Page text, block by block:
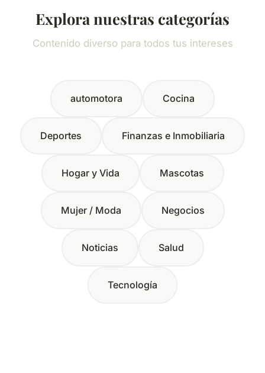
Explora nuestras categorías
Contenido diverso para todos tus intereses
automotora Cocina
Deportes Finanzas e Inmobiliaria
Hogar y Vida Mascotas
Mujer / Moda Negocios
Noticias Salud
Tecnología